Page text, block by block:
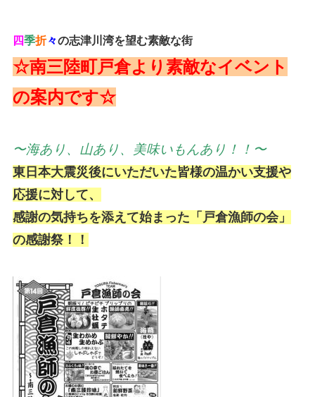
四季折々の志津川湾を望む素敵な街
☆南三陸町戸倉より素敵なイベント
の案内です☆
〜海あり、山あり、美味いもんあり！！〜
東日本大震災後にいただいた皆様の温かい支援や
応援に対して、
感謝の気持ちを添えて始まった「戸倉漁師の会」
の感謝祭！！